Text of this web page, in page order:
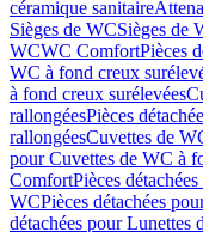
céramique sanitaire
Sièges de WCSièges de
WCWC ComfortPièces
WC à fond creux
à fond creux surélevées
rallongéesPièces
rallongéesCuvettes de
pour Cuvettes de WC à
ComfortPièces
WCPièces détachées
détachées pour Lunettes